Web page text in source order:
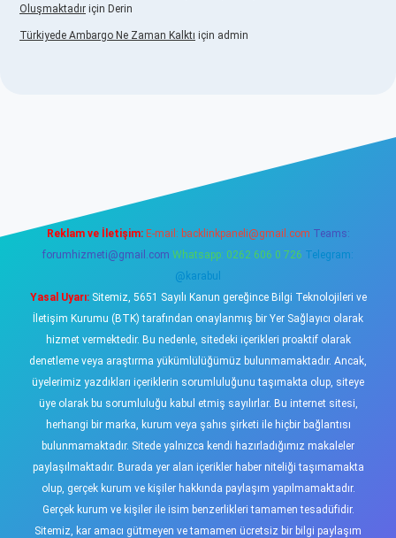
Oluşmaktadır için Derin
Türkiyede Ambargo Ne Zaman Kalktı için admin
Reklam ve İletişim: E-mail: backlinkpaneli@gmail.com Teams:
forumhizmeti@gmail.com Whatsapp: 0262 606 0 726 Telegram:
@karabul
Yasal Uyarı:Sitemiz, 5651 Sayılı Kanun gereğince Bilgi Teknolojileri ve
İletişim Kurumu (BTK) tarafından onaylanmış bir Yer Sağlayıcı olarak
hizmet vermektedir. Bu nedenle, sitedeki içerikleri proaktif olarak
denetleme veya araştırma yükümlülüğümüz bulunmamaktadır. Ancak,
üyelerimiz yazdıkları içeriklerin sorumluluğunu taşımakta olup, siteye
üye olarak bu sorumluluğu kabul etmiş sayılırlar. Bu internet sitesi,
herhangi bir marka, kurum veya şahıs şirketi ile hiçbir bağlantısı
bulunmamaktadır. Sitede yalnızca kendi hazırladığımız makaleler
paylaşılmaktadır. Burada yer alan içerikler haber niteliği taşımamakta
olup, gerçek kurum ve kişiler hakkında paylaşım yapılmamaktadır.
Gerçek kurum ve kişiler ile isim benzerlikleri tamamen tesadüfidir.
Sitemiz, kar amacı gütmeyen ve tamamen ücretsiz bir bilgi paylaşım